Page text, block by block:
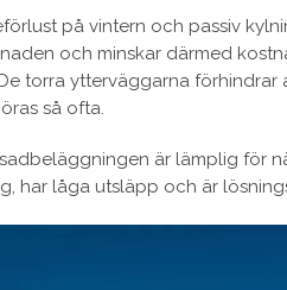
på vintern och passiv
och minskar därmed
torra ytterväggarna
så ofta.
är lämplig för
har låga utsläpp och är